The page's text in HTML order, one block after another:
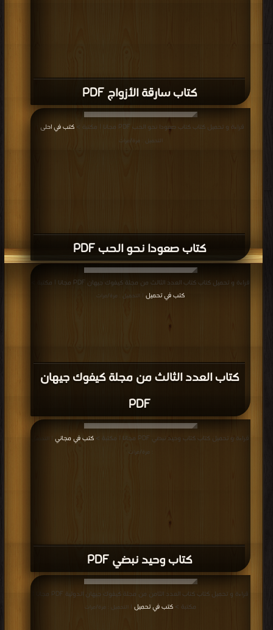
كتاب سارقة الأزواج PDF
كتاب صعودا نحو الحب PDF
قراءة و تحميل كتاب كتاب صعودا نحو الحب PDF مجانا | مكتبة > كتب في احلى
التحميل : مرة/مرات
كتاب العدد الثالث من مجلة كيفوك جيهان
PDF
قراءة و تحميل كتاب كتاب العدد الثالث من مجلة كيفوك جيهان PDF مجانا | مكتبة >
كتب في تحميل
| التحميل : مرة/مرات
كتاب وحيد نبضي PDF
قراءة و تحميل كتاب كتاب وحيد نبضي PDF مجانا | مكتبة > كتب في مجاني
: مرة/مرات
قراءة و تحميل كتاب كتاب العدد الثامن من مجلة كيفوك جيهان الدولية PDF مجانا |
مكتبة > كتب في تحميل | التحميل : مرة/مرات